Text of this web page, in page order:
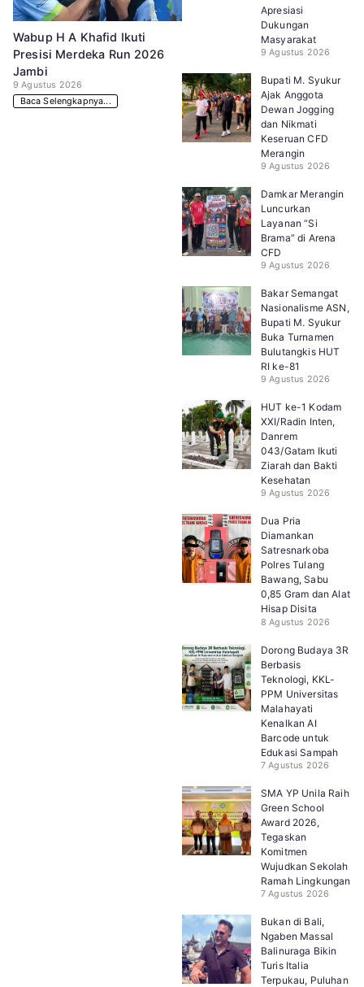
Wabup H A Khafid Ikuti
Presisi Merdeka Run 2026
Jambi
9 Agustus 2026
Baca Selengkapnya...
Apresiasi
Dukungan
Masyarakat
9 Agustus 2026
Bupati M. Syukur
Ajak Anggota
Dewan Jogging
dan Nikmati
Keseruan CFD
Merangin
9 Agustus 2026
Damkar Merangin
Luncurkan
Layanan “Si
Brama” di Arena
CFD
9 Agustus 2026
Bakar Semangat
Nasionalisme ASN,
Bupati M. Syukur
Buka Turnamen
Bulutangkis HUT
RI ke-81
9 Agustus 2026
HUT ke-1 Kodam
XXI/Radin Inten,
Danrem
043/Gatam Ikuti
Ziarah dan Bakti
Kesehatan
9 Agustus 2026
Dua Pria
Diamankan
Satresnarkoba
Polres Tulang
Bawang, Sabu
0,85 Gram dan Alat
Hisap Disita
8 Agustus 2026
Dorong Budaya 3R
Berbasis
Teknologi, KKL-
PPM Universitas
Malahayati
Kenalkan AI
Barcode untuk
Edukasi Sampah
7 Agustus 2026
SMA YP Unila Raih
Green School
Award 2026,
Tegaskan
Komitmen
Wujudkan Sekolah
Ramah Lingkungan
7 Agustus 2026
Bukan di Bali,
Ngaben Massal
Balinuraga Bikin
Turis Italia
Terpukau, Puluhan